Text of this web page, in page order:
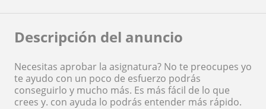
Descripción del anuncio
Necesitas aprobar la asignatura? No te preocupes yo
te ayudo con un poco de esfuerzo podrás
conseguirlo y mucho más. Es más fácil de lo que
crees y. con ayuda lo podrás entender más rápido.